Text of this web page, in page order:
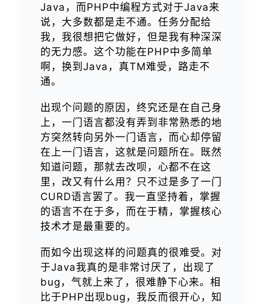
Java，而PHP中编程方式对于Java来
说，大多数都是走不通。任务分配给
我，我很想把它做好，但是我有种深深
的无力感。这个功能在PHP中多简单
啊，换到Java，真TM难受，路走不
通。
出现个问题的原因，终究还是在自己身
上，一门语言都没有弄到非常熟悉的地
方突然转向另外一门语言，而心却停留
在上一门语言，这就是问题所在。既然
知道问题，那就去改呗，心都不在这
里，改又有什么用？只不过是多了一门
CURD语言罢了。我一直坚持着，掌握
的语言不在于多，而在于精，掌握核心
技术才是最重要的。
而如今出现这样的问题真的很难受。对
于Java我真的是非常讨厌了，出现了
bug，气就上来了，很难静下心来。相
比于PHP出现bug，我反而很开心，知